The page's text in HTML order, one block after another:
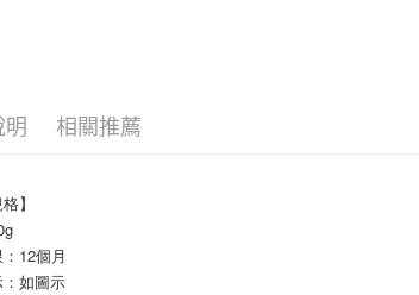
明 相關推薦
】
12個月
如圖示